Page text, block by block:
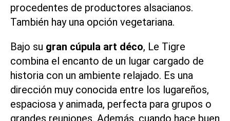
procedentes de productores alsacianos.
También hay una opción vegetariana.
Bajo su gran cúpula art déco, Le Tigre
combina el encanto de un lugar cargado de
historia con un ambiente relajado. Es una
dirección muy conocida entre los lugareños,
espaciosa y animada, perfecta para grupos o
grandes reuniones. Además, cuando hace buen